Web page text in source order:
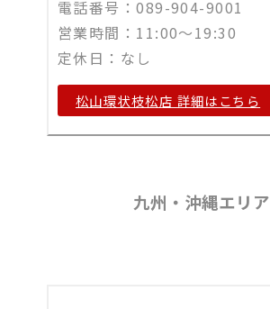
電話番号：089-904-9001
営業時間：11:00～19:30
定休日：なし
松山環状枝松店 詳細はこちら
九州・沖縄エリア